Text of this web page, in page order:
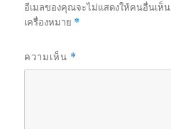
อีเมลของคุณจะไม่แสดงให้คนอื่นเห็น
เครื่องหมาย *
ความเห็น *